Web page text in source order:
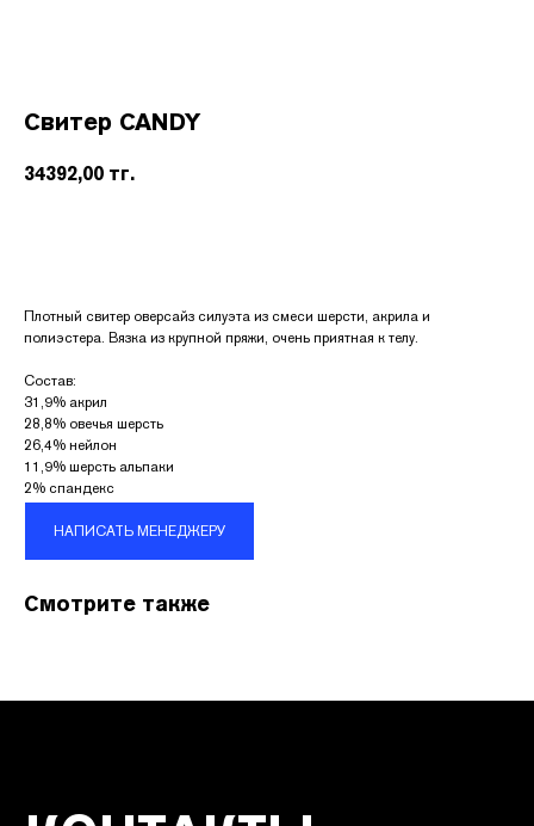
Свитер CANDY
34392,00 тг.
Плотный свитер оверсайз силуэта из смеси шерсти, акрила и
полиэстера. Вязка из крупной пряжи, очень приятная к телу.
Состав:
31,9% акрил
28,8% овечья шерсть
26,4% нейлон
11,9% шерсть альпаки
2% спандекс
НАПИСАТЬ МЕНЕДЖЕРУ
Смотрите также
КОНТАКТЫ
Адрес:
ПН.-ВС. С 10:00 ДО 22:00